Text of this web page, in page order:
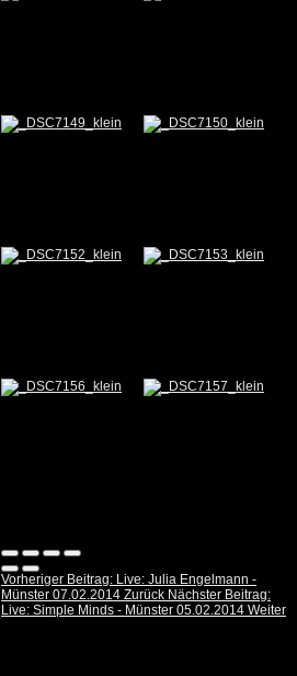
Vorheriger Beitrag: Live: Julia Engelmann -
Münster 07.02.2014 Zurück Nächster Beitrag:
Live: Simple Minds - Münster 05.02.2014 Weiter